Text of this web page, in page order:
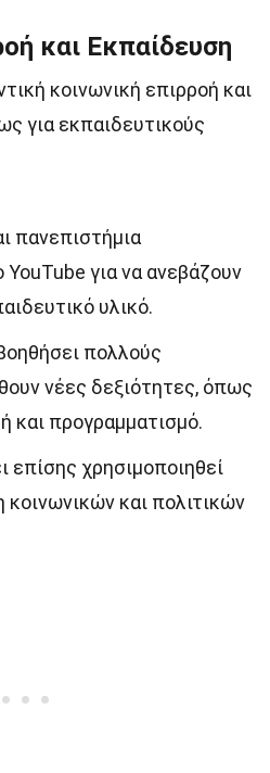
και Εκπαίδευση
κοινωνική επιρροή και
για εκπαιδευτικούς
πανεπιστήμια
YouTube για να ανεβάζουν
υλικό.
πολλούς
νέες δεξιότητες, όπως
και προγραμματισμό.
επίσης χρησιμοποιηθεί
και πολιτικών